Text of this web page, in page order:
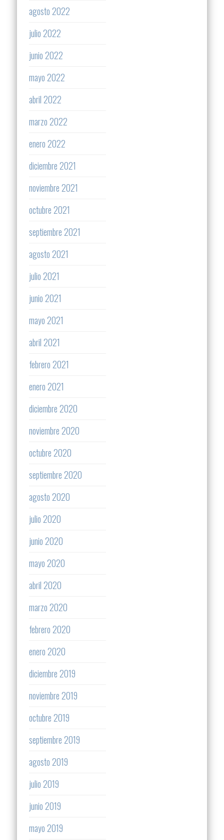
agosto 2022
julio 2022
junio 2022
mayo 2022
abril 2022
marzo 2022
enero 2022
diciembre 2021
noviembre 2021
octubre 2021
septiembre 2021
agosto 2021
julio 2021
junio 2021
mayo 2021
abril 2021
febrero 2021
enero 2021
diciembre 2020
noviembre 2020
octubre 2020
septiembre 2020
agosto 2020
julio 2020
junio 2020
mayo 2020
abril 2020
marzo 2020
febrero 2020
enero 2020
diciembre 2019
noviembre 2019
octubre 2019
septiembre 2019
agosto 2019
julio 2019
junio 2019
mayo 2019